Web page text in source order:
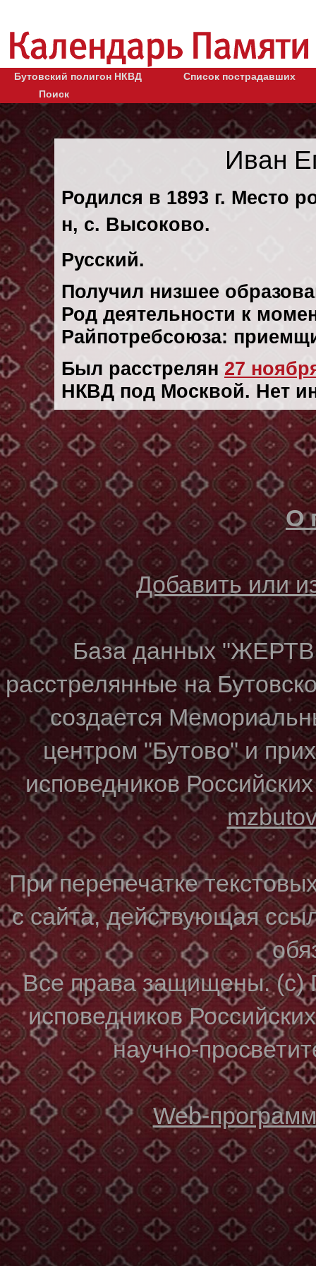
Бутовский полигон НКВД
Список пострадавших
Поиск
Иван
Родился в 1893 г. Место
н, с. Высоково.
Русский.
Получил низшее
Род деятельности к
Райпотребсоюза:
Был расстрелян 27
НКВД под Москвой. Нет
О
Добавить или
База данных
расстрелянные на
создается
центром "Бутово" и
исповедников
При перепечатке
с сайта, действующая
Все права защищены. (с)
исповедников
научно-
Web-